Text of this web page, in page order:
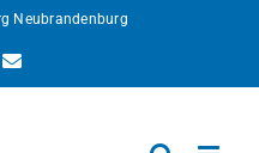
Neubrandenburg
E-